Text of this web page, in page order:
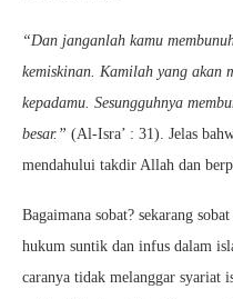
“Dan janganlah kamu
kemiskinan. Kamilah yang akan
kepadamu. Sesungguhnya
besar.” (Al-Isra’ : 31). Jelas
mendahului takdir Allah dan
Bagaimana sobat? sekarang
hukum suntik dan infus dalam
caranya tidak melanggar syariat